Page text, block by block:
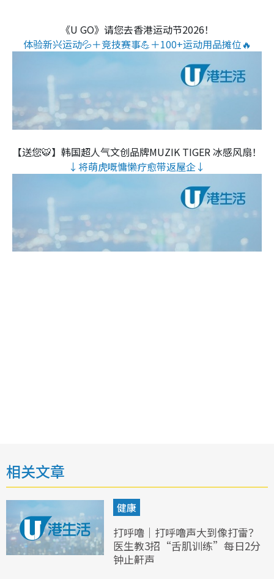
《U GO》请您去香港运动节2026！
体验新兴运动💦＋竞技赛事💪＋100+运动用品摊位🔥
【送您🐯】韩国超人气文创品牌MUZIK TIGER 冰感风扇！
↓将萌虎嘅慵懒疗愈带返屋企↓
相关文章
健康
打呼噜｜打呼噜声大到像打雷？
医生教3招“舌肌训练”每日2分
钟止鼾声